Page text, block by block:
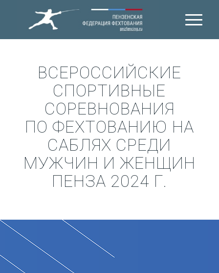
ВСЕРОССИЙСКИЕ
СПОРТИВНЫЕ
СОРЕВНОВАНИЯ
ПО ФЕХТОВАНИЮ НА
САБЛЯХ СРЕДИ
МУЖЧИН И ЖЕНЩИН
ПЕНЗА 2024 Г.